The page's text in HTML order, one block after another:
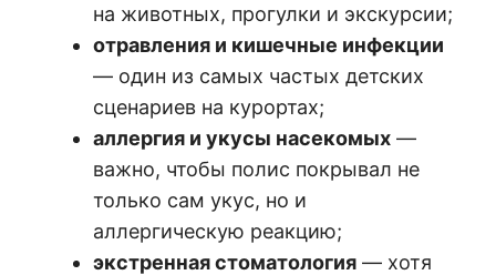
на животных, прогулки и экскурсии;
отравления и кишечные инфекции
— один из самых частых детских
сценариев на курортах;
аллергия и укусы насекомых —
важно, чтобы полис покрывал не
только сам укус, но и
аллергическую реакцию;
экстренная стоматология — хотя